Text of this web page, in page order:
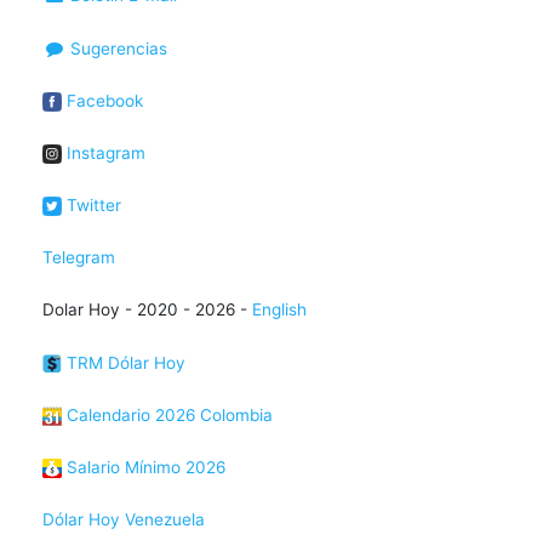
Sugerencias
Facebook
Instagram
Twitter
Telegram
Dolar Hoy - 2020 - 2026 - English
TRM Dólar Hoy
Calendario 2026 Colombia
Salario Mínimo 2026
Dólar Hoy Venezuela